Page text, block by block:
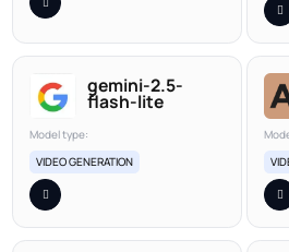
gemini-2.5-
flash-lite
Model type:
VIDEO GENERATION